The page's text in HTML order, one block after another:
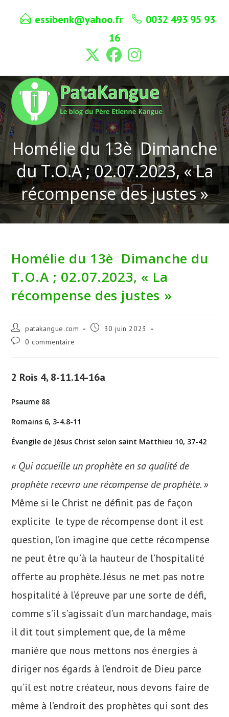
essibenk@yahoo.fr
0032 493 95 93
16
Homélie du 13è Dimanche
du T.O.A ; 02.07.2023, « La
récompense des justes »
Homélie du 13è Dimanche du
T.O.A ; 02.07.2023, « La
récompense des justes »
Auteur/autrice
de
la
patakangue.com
Publication
30 juin 2023
Commentaires
0 commentaire
2 Rois 4, 8-11.14-16a
Psaume 88
Romains 6, 3-4.8-11
Évangile de Jésus Christ selon saint Matthieu 10, 37-42
« Qui accueille un prophète en sa qualité de
prophète recevra une récompense de prophète. »
Même si le Christ ne définit pas de façon
explicite le type de récompense dont il est
question, l’on imagine que cette récompense
ne peut être qu’à la hauteur de l’hospitalité
offerte au prophète. Jésus ne met pas notre
hospitalité à l’épreuve par une sorte de défi,
comme s’il s’agissait d’un marchandage, mais
il dit tout simplement que, de la même
manière que nous mettons nos énergies à
diriger nos égards à l’endroit de Dieu parce
qu’il est notre créateur, nous devons faire de
même à l’endroit des prophètes qui sont des